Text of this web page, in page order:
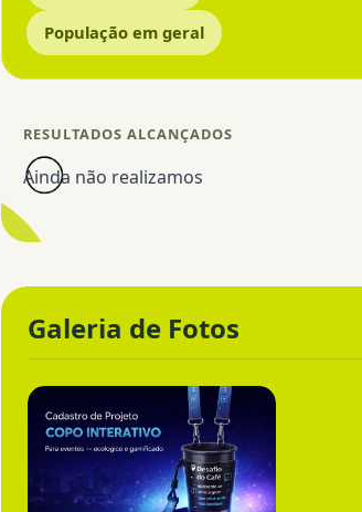
População em geral
RESULTADOS ALCANÇADOS
Ainda não realizamos
Galeria de Fotos